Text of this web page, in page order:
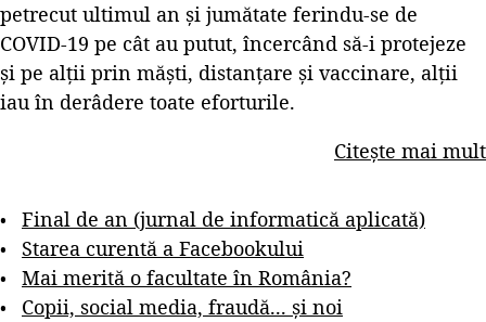
petrecut ultimul an și jumătate ferindu-se de
COVID-19 pe cât au putut, încercând să-i protejeze
și pe alții prin măști, distanțare și vaccinare, alții
iau în derâdere toate eforturile.
Citește mai mult
Final de an (jurnal de informatică aplicată)
Starea curentă a Facebookului
Mai merită o facultate în România?
Copii, social media, fraudă... și noi